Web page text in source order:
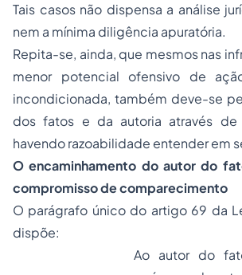
Tais casos não dispensa a análise
nem a mínima diligência apuratória.
Repita-se, ainda, que mesmos nas
menor potencial ofensivo de
incondicionada, também deve-se
dos fatos e da autoria através de
havendo razoabilidade entender em
O encaminhamento do autor do
compromisso de comparecimento
O parágrafo único do artigo 69 da
dispõe:
Ao autor do